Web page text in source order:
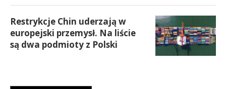
Restrykcje Chin uderzają w
europejski przemysł. Na liście
są dwa podmioty z Polski